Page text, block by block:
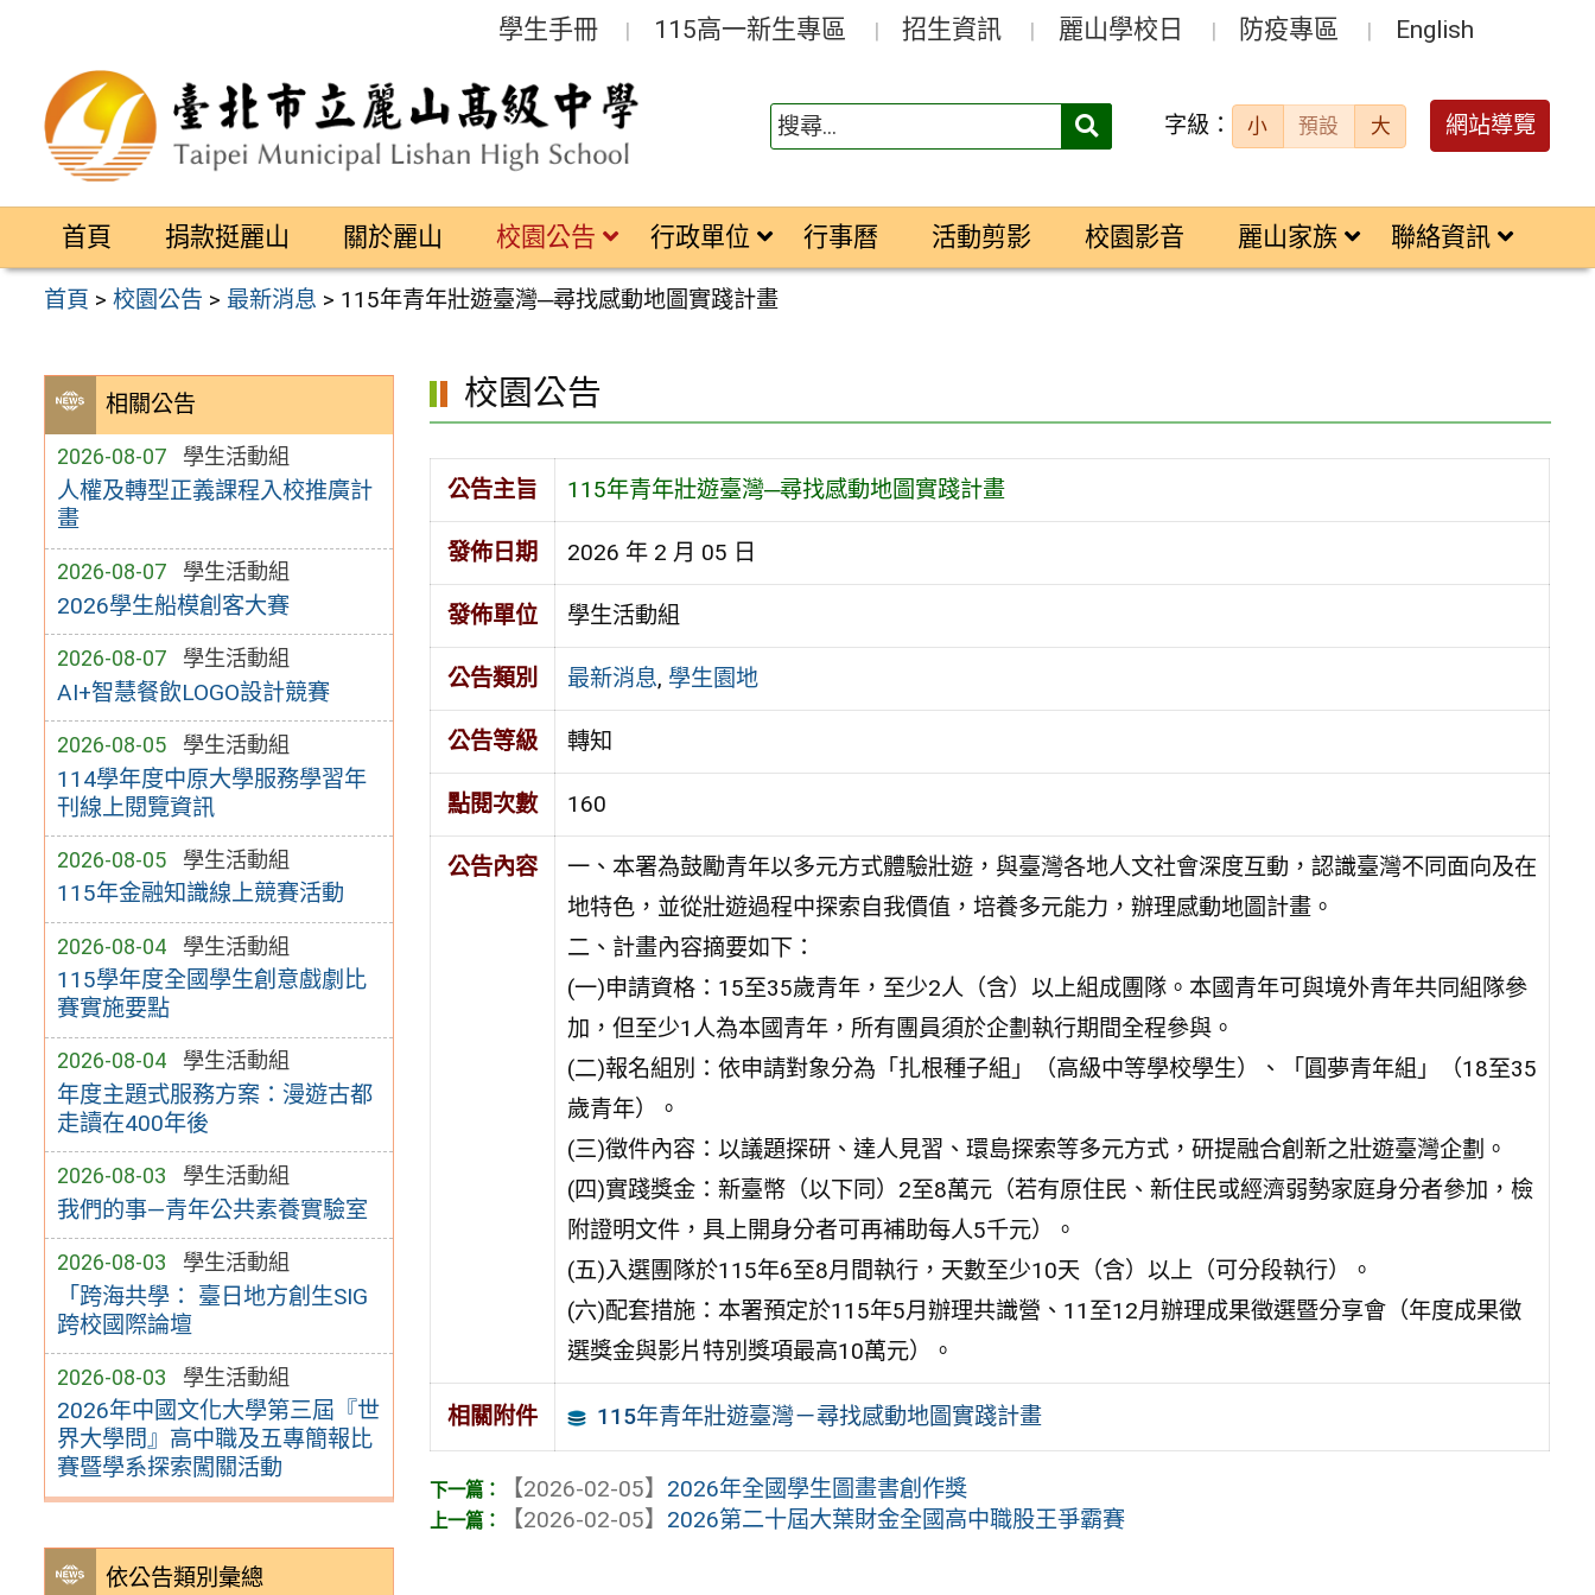
區
學生手冊 115高一新生專區 招生資訊 麗山學校日 防疫專區 English
搜
字級： 小 預設 大 網站導覽
首頁 捐款挺麗山 關於麗山 校園公告 行政單位 行事曆 活動剪影 校園影音 麗山家族 聯絡資訊
首頁 >校園公告 > 最新消息 > 115年青年壯遊臺灣─尋找感動地圖實踐計畫
相關公告
2026-08-07 學生活動組
人權及轉型正義課程入校推廣計
畫
2026-08-07 學生活動組
2026學生船模創客大賽
2026-08-07 學生活動組
AI+智慧餐飲LOGO設計競賽
2026-08-05 學生活動組
114學年度中原大學服務學習年
刊線上閱覽資訊
2026-08-05 學生活動組
115年金融知識線上競賽活動
2026-08-04 學生活動組
115學年度全國學生創意戲劇比
賽實施要點
2026-08-04 學生活動組
年度主題式服務方案：漫遊古都
走讀在400年後
2026-08-03 學生活動組
我們的事—青年公共素養實驗室
2026-08-03 學生活動組
「跨海共學： 臺日地方創生SIG
跨校國際論壇
2026-08-03 學生活動組
2026年中國文化大學第三屆『世
界大學問』高中職及五專簡報比
賽暨學系探索闖關活動
依公告類別彙總
校園公告
公告主旨 115年青年壯遊臺灣─尋找感動地圖實踐計畫
發佈日期 2026 年 2 月 05 日
發佈單位 學生活動組
公告類別 最新消息, 學生園地
公告等級 轉知
點閱次數 160
公告內容
一、本署為鼓勵青年以多元方式體驗壯遊，與臺灣各地人文社會深度互動，認識臺灣不同面向及在
地特色，並從壯遊過程中探索自我價值，培養多元能力，辦理感動地圖計畫。
二、計畫內容摘要如下：
(一)申請資格：15至35歲青年，至少2人（含）以上組成團隊。本國青年可與境外青年共同組隊參
加，但至少1人為本國青年，所有團員須於企劃執行期間全程參與。
(二)報名組別：依申請對象分為「扎根種子組」（高級中等學校學生）、「圓夢青年組」（18至35
歲青年）。
(三)徵件內容：以議題探研、達人見習、環島探索等多元方式，研提融合創新之壯遊臺灣企劃。
(四)實踐獎金：新臺幣（以下同）2至8萬元（若有原住民、新住民或經濟弱勢家庭身分者參加，檢
附證明文件，具上開身分者可再補助每人5千元）。
(五)入選團隊於115年6至8月間執行，天數至少10天（含）以上（可分段執行）。
(六)配套措施：本署預定於115年5月辦理共識營、11至12月辦理成果徵選暨分享會（年度成果徵
選獎金與影片特別獎項最高10萬元）。
相關附件 115年青年壯遊臺灣－尋找感動地圖實踐計畫
【2026-02-05】 2026年全國學生圖畫書創作獎
【2026-02-05】 2026第二十屆大葉財金全國高中職股王爭霸賽